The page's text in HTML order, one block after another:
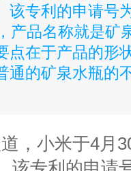
该专利的申请号
产品名称就是矿
点在于产品的形
通的矿泉水瓶的
，小米于4月